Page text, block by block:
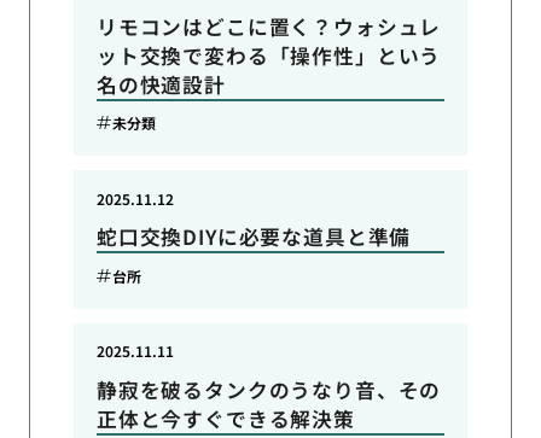
リモコンはどこに置く？ウォシュレ
ット交換で変わる「操作性」という
名の快適設計
未分類
蛇口交換DIYに必要な道具と準備
2025.11.12
台所
静寂を破るタンクのうなり音、その
正体と今すぐできる解決策
2025.11.11